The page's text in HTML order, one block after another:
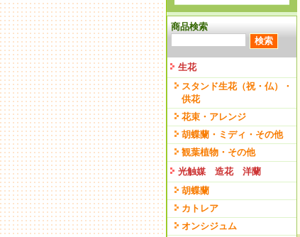
商品検索
生花
スタンド生花（祝・仏）・
供花
花束・アレンジ
胡蝶蘭・ミディ・その他
観葉植物・その他
光触媒 造花 洋蘭
胡蝶蘭
カトレア
オンシジュム